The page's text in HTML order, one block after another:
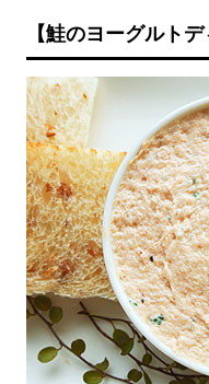
【鮭のヨーグルト